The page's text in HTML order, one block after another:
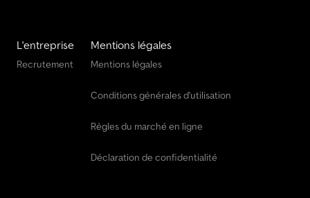
L'entreprise
Recrutement
Mentions légales
Mentions légales
Conditions générales d'utilisation
Règles du marché en ligne
Déclaration de confidentialité